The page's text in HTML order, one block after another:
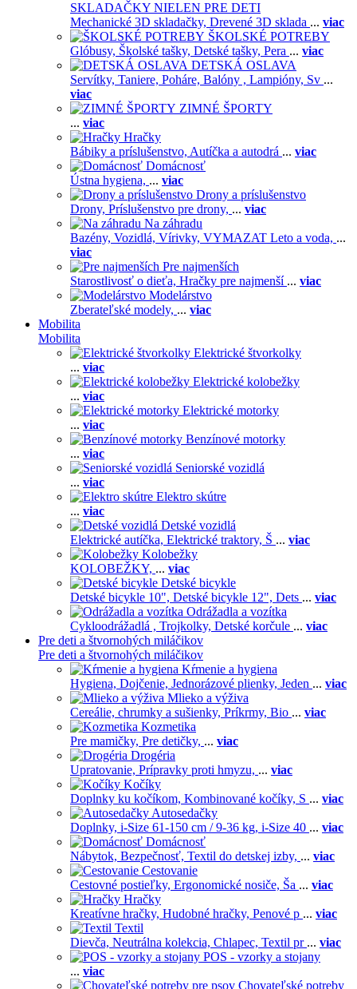
SKLADAČKY NIELEN PRE DETI
Mechanické 3D skladačky, Drevené 3D sklada ... viac
ŠKOLSKÉ POTREBY
Glóbusy, Školské tašky, Detské tašky, Pera ... viac
DETSKÁ OSLAVA
Servítky, Taniere, Poháre, Balóny , Lampióny, Sv ...
viac
ZIMNÉ ŠPORTY
... viac
Hračky
Bábiky a príslušenstvo, Autíčka a autodrá ... viac
Domácnosť
Ústna hygiena, ... viac
Drony a príslušenstvo
Drony, Príslušenstvo pre drony, ... viac
Na záhradu
Bazény, Vozidlá, Vírivky, VYMAZAT Leto a voda, ...
viac
Pre najmenších
Starostlivosť o dieťa, Hračky pre najmenší ... viac
Modelárstvo
Zberateľské modely, ... viac
Mobilita
Mobilita
Elektrické štvorkolky
... viac
Elektrické kolobežky
... viac
Elektrické motorky
... viac
Benzínové motorky
... viac
Seniorské vozidlá
... viac
Elektro skútre
... viac
Detské vozidlá
Elektrické autíčka, Elektrické traktory, Š ... viac
Kolobežky
KOLOBEŽKY, ... viac
Detské bicykle
Detské bicykle 10", Detské bicykle 12", Dets ... viac
Odrážadla a vozítka
Cykloodrážadlá , Trojkolky, Detské korčule ... viac
Pre deti a štvornohých miláčikov
Pre deti a štvornohých miláčikov
Kŕmenie a hygiena
Hygiena, Dojčenie, Jednorázové plienky, Jeden ... viac
Mlieko a výživa
Cereálie, chrumky a sušienky, Príkrmy, Bio ... viac
Kozmetika
Pre mamičky, Pre detičky, ... viac
Drogéria
Upratovanie, Prípravky proti hmyzu, ... viac
Kočíky
Doplnky ku kočíkom, Kombinované kočíky, S ... viac
Autosedačky
Doplnky, i-Size 61-150 cm / 9-36 kg, i-Size 40 ... viac
Domácnosť
Nábytok, Bezpečnosť, Textil do detskej izby, ... viac
Cestovanie
Cestovné postieľky, Ergonomické nosiče, Ša ... viac
Hračky
Kreatívne hračky, Hudobné hračky, Penové p ... viac
Textil
Dievča, Neutrálna kolekcia, Chlapec, Textil pr ... viac
POS - vzorky a stojany
... viac
Chovateľské potreby